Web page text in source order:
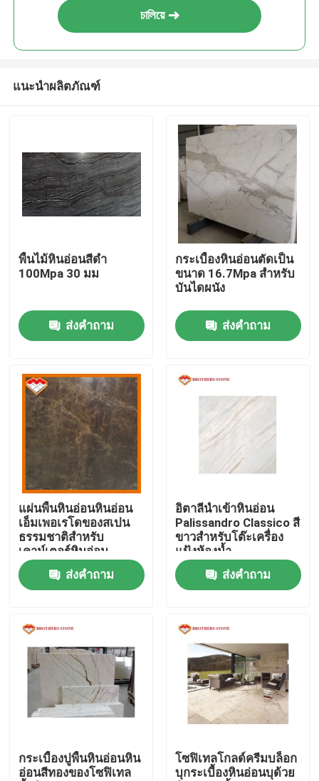
เกี่ยวกับเรา
รายชื่อผู้ติดต่อ
ผลิตภัณฑ์
แผ่นหินแกรนิต
กระเบื้องหินแกรนิต
หินแกรนิตขัด
หินแกรนิต
กระเบื้องหินอ่อน
চালিয়ে
แนะนำผลิตภัณฑ์
พื้นไม้หินอ่อนสีดำ
100Mpa 30 มม
ส่งคำถาม
กระเบื้องหินอ่อนตัดเป็น
ขนาด 16.7Mpa สำหรับ
บันไดผนัง
ส่งคำถาม
แผ่นพื้นหินอ่อนหินอ่อน
เอ็มเพอเรโดของสเปน
ธรรมชาติสำหรับ
เคาน์เตอร์หินอ่อน
ส่งคำถาม
อิตาลีนำเข้าหินอ่อน
Palissandro Classico สี
ขาวสำหรับโต๊ะเครื่อง
แป้งห้องน้ำ
ส่งคำถาม
กระเบื้องปูพื้นหินอ่อนหิน
อ่อนสีทองของโซฟิเทล
โซฟิเทลโกลด์ครีมบล็อก
บุกระเบื้องหินอ่อนบุด้วย